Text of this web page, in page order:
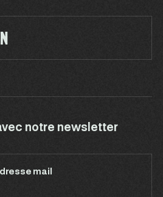
notre newsletter
mail